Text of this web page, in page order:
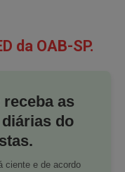
da OAB-SP.
as
do
ciente e de acordo